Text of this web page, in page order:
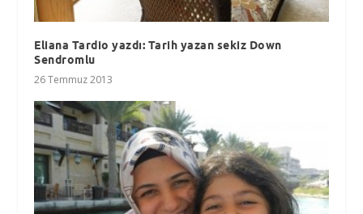
Eliana Tardio yazdı: Tarih yazan sekiz Down
Sendromlu
26 Temmuz 2013